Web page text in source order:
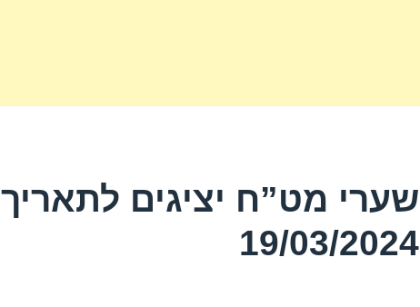
שערי מט”ח יציגים לתאריך
19/03/2024